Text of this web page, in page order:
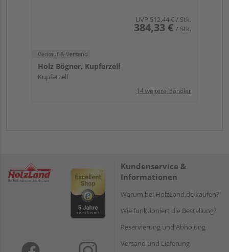
UVP 512,44 €/ Stk.
384,33 € / Stk.
Verkauf & Versand
Holz Bögner, Kupferzell
Kupferzell
14 weitere Händler
Kundenservice &
Informationen
Warum bei HolzLand.de kaufen?
Wie funktioniert die Bestellung?
Reservierung und Abholung
Versand und Lieferung